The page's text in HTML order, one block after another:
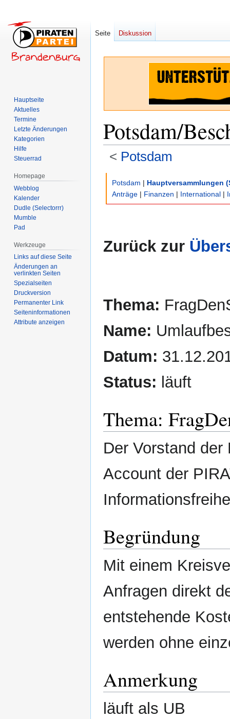
Potsdam/
< Potsdam
springen
springen
Potsdam | Hauptversammlungen
Anträge | Finanzen | International |
Zurück zur
Thema:
Name:
Datum:
Status: läuft
Thema:
Der Vorstand
Account der
Begründung
Mit einem
Anfragen direkt
entstehende
werden ohne
Anmerkung
läuft als UB
Seite Diskussion
Hauptseite
Aktuelles
Termine
Letzte Änderungen
Kategorien
Hilfe
Steuerrad
Homepage
Webblog
Kalender
Dudle (Selectorrr)
Mumble
Pad
Werkzeuge
Links auf diese Seite
Änderungen an
verlinkten Seiten
Spezialseiten
Druckversion
Permanenter Link
Seiten­­informationen
Attribute anzeigen